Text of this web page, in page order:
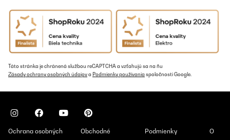
Táto stránka je chránená službou reCAPTCHA a vzťahujú sa na ňu
Zásady ochrany osobných údajova Podmienky používania spoločnosti Google.
Ochrana osobných
Obchodné
Podmienky
O